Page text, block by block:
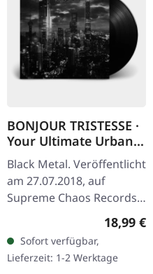
BONJOUR TRISTESSE ·
Your Ultimate Urban
Nightmare | BLACK LP
Black Metal. Veröffentlicht
am 27.07.2018, auf
Supreme Chaos Records.
Schwarzes Vinyl mit
schwerem Cover und
Insert, limitiert auf 200
Exemplare.…
18,99 €
Sofort verfügbar,
Lieferzeit: 1-2 Werktage